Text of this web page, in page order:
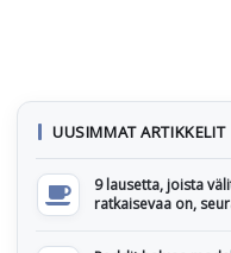
UUSIMMAT ARTIKKELIT
9 lausetta, joista
ratkaisevaa on,